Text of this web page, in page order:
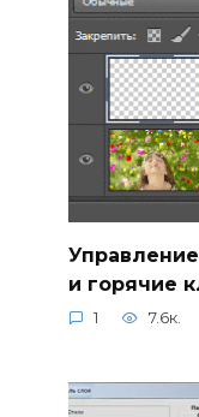
и горячие
1 7.6к.